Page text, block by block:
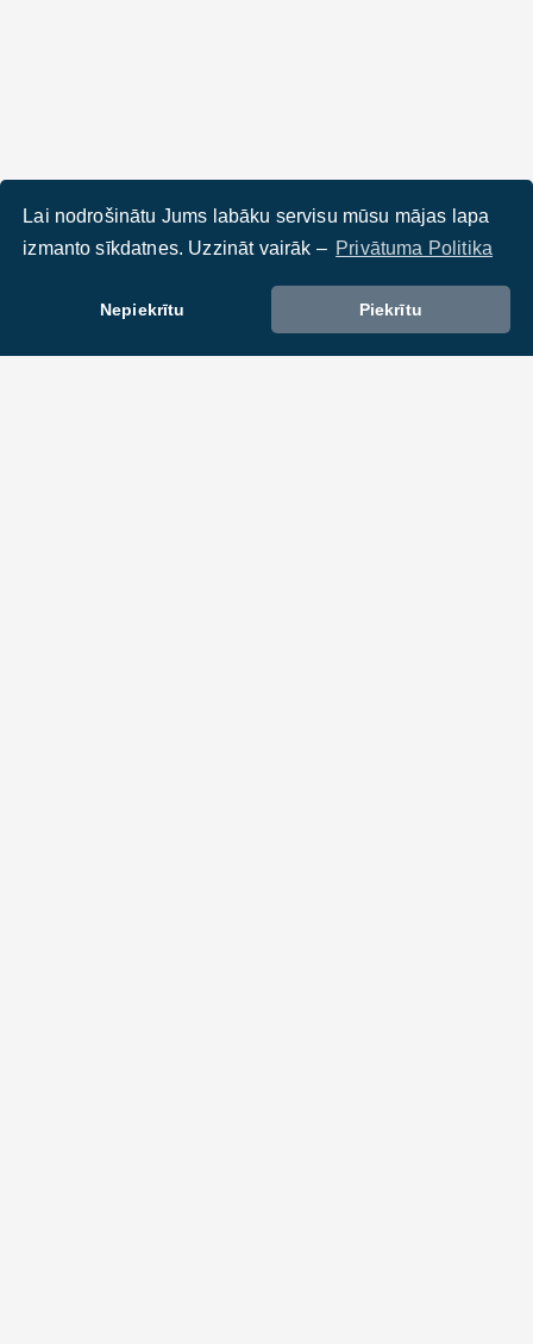
Lai nodrošinātu Jums labāku servisu mūsu mājas lapa
izmanto sīkdatnes. Uzzināt vairāk – Privātuma Politika
Nepiekrītu Piekrītu